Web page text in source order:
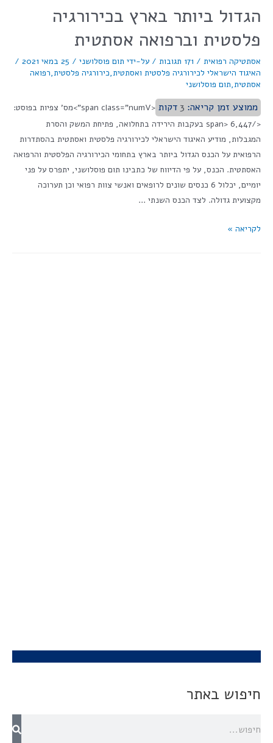
הגדול ביותר בארץ בכירורגיה
פלסטית וברפואה אסתטית
אסתטיקה רפואית / 171 תגובות / על-ידי תום פוסלושני / 25 במאי 2021
/
האיגוד הישראלי לכירורגיה פלסטית ואסתטית,כירורגיה פלסטית,רפואה
אסתטית,תום פוסלושני
ממוצע זמן קריאה: 3 דקות
<span class="numV">מס' צפיות בפוסט:
</span> 6,447 בעקבות הירידה בתחלואה, פתיחת המשק והסרת
המגבלות, מודיע האיגוד הישראלי לכירורגיה פלסטית ואסתטית בהסתדרות
הרפואית על הכנס הגדול ביותר בארץ בתחומי הכירורגיה הפלסטית והרפואה
האסתטית. הכנס, על פי הדיווח של כתבינו תום פוסלושני, יתפרס על פני
יומיים, יכלול 6 כנסים שונים לרופאים ואנשי צוות רפואי וכן תערוכה
מקצועית גדולה. לצד הכנס השנתי …
לקריאה »
חיפוש באתר